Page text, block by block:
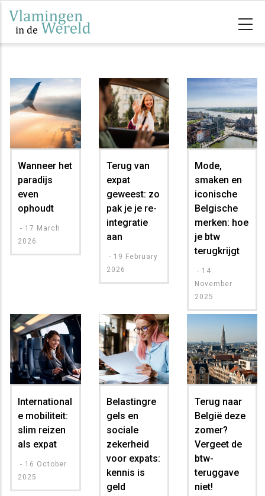
Skip
main
Wanneer het
paradijs
even
ophoudt
- 17 March
2026
Terug van
expat
geweest: zo
pak je je re-
integratie
aan
- 19 February
2026
Mode,
smaken en
iconische
Belgische
merken: hoe
je btw
terugkrijgt
- 14
November
2025
International
e mobiliteit:
slim reizen
als expat
- 16 October
2025
Belastingre
gels en
sociale
zekerheid
voor expats:
kennis is
geld
Terug naar
België deze
zomer?
Vergeet de
btw-
teruggave
niet!